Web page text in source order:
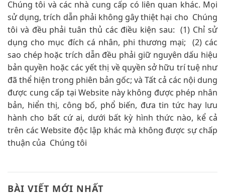
Chúng tôi và các nhà cung cấp có liên quan khác. Mọi
sử dụng, trích dẫn phải không gây thiệt hại cho Chúng
tôi và đều phải tuân thủ các điều kiện sau: (1) Chỉ sử
dụng cho mục đích cá nhân, phi thương mại; (2) các
sao chép hoặc trích dẫn đều phải giữ nguyên dấu hiệu
bản quyền hoặc các yết thị về quyền sở hữu trí tuệ như
đã thể hiện trong phiên bản gốc; và Tất cả các nội dung
được cung cấp tại Website này không được phép nhân
bản, hiển thị, công bố, phổ biến, đưa tin tức hay lưu
hành cho bất cứ ai, dưới bất kỳ hình thức nào, kể cả
trên các Website độc lập khác mà không được sự chấp
thuận của Chúng tôi
BÀI VIẾT MỚI NHẤT